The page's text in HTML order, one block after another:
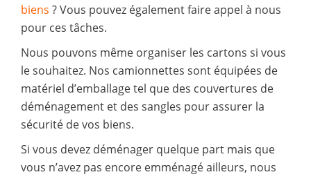
biens ? Vous pouvez également faire appel à nous
pour ces tâches.
Nous pouvons même organiser les cartons si vous
le souhaitez. Nos camionnettes sont équipées de
matériel d’emballage tel que des couvertures de
déménagement et des sangles pour assurer la
sécurité de vos biens.
Si vous devez déménager quelque part mais que
vous n’avez pas encore emménagé ailleurs, nous